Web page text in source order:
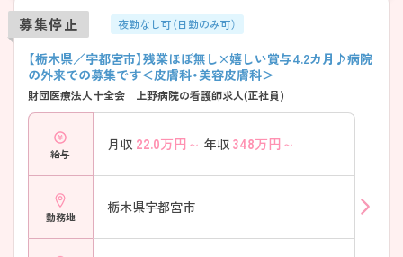
募集停止 夜勤なし可（日勤のみ可）
【栃木県／宇都宮市】残業ほぼ無し×嬉しい賞与4.2カ月♪病院
の外来での募集です＜皮膚科・美容皮膚科＞
財団医療法人十全会 上野病院の看護師求人(正社員)
給与
月収 22.0万円～ 年収 348万円～
勤務地
栃木県宇都宮市